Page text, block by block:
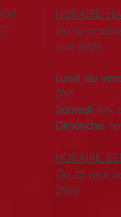
HORAIRE
Du 14
mai 2026
Lundi au
17h*
Samedi:10h
Dimanche:
HORAIRE
Du 25 mai
2026